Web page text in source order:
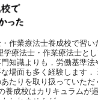
作業療法士養成校で習
学療法士・作業療法士と
知識よりも，労働基準
場面も多く経験します
たりを取り扱っていた
養成校はカリキュラムが
しれませんが…